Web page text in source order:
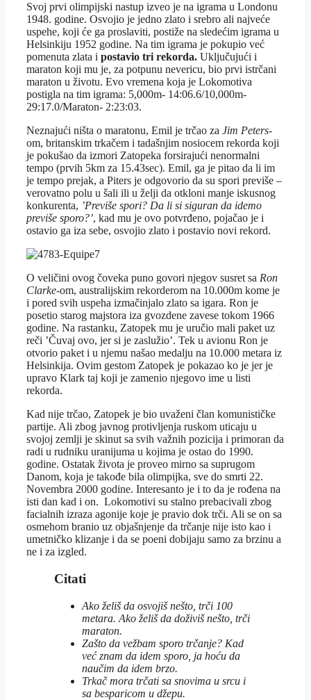
Svoj prvi olimpijski nastup izveo je na igrama u Londonu
1948. godine. Osvojio je jedno zlato i srebro ali najveće
uspehe, koji će ga proslaviti, postiže na sledećim igrama u
Helsinkiju 1952 godine. Na tim igrama je pokupio već
pomenuta zlata i postavio tri rekorda. Uključujući i
maraton koji mu je, za potpunu nevericu, bio prvi istrčani
maraton u životu. Evo vremena koja je Lokomotiva
postigla na tim igrama: 5,000m- 14:06.6/10,000m-
29:17.0/Maraton- 2:23:03.
Neznajući ništa o maratonu, Emil je trčao za Jim Peters-
om, britanskim trkačem i tadašnjim nosiocem rekorda koji
je pokušao da izmori Zatopeka forsirajući nenormalni
tempo (prvih 5km za 15.43sec). Emil, ga je pitao da li im
je tempo prejak, a Piters je odgovorio da su spori previše –
verovatno polu u šali ili u želji da otkloni manje iskusnog
konkurenta, ’Previše spori? Da li si siguran da idemo
previše sporo?’, kad mu je ovo potvrđeno, pojačao je i
ostavio ga iza sebe, osvojio zlato i postavio novi rekord.
O veličini ovog čoveka puno govori njegov susret sa Ron
Clarke-om, australijskim rekorderom na 10.000m kome je
i pored svih uspeha izmačinjalo zlato sa igara. Ron je
posetio starog majstora iza gvozdene zavese tokom 1966
godine. Na rastanku, Zatopek mu je uručio mali paket uz
reči ’Čuvaj ovo, jer si je zaslužio’. Tek u avionu Ron je
otvorio paket i u njemu našao medalju na 10.000 metara iz
Helsinkija. Ovim gestom Zatopek je pokazao ko je jer je
upravo Klark taj koji je zamenio njegovo ime u listi
rekorda.
Kad nije trčao, Zatopek je bio uvaženi član komunističke
partije. Ali zbog javnog protivljenja ruskom uticaju u
svojoj zemlji je skinut sa svih važnih pozicija i primoran da
radi u rudniku uranijuma u kojima je ostao do 1990.
godine. Ostatak života je proveo mirno sa suprugom
Danom, koja je takođe bila olimpijka, sve do smrti 22.
Novembra 2000 godine. Interesanto je i to da je rođena na
isti dan kad i on. Lokomotivi su stalno prebacivali zbog
facialnih izraza agonije koje je pravio dok trči. Ali se on sa
osmehom branio uz objašnjenje da trčanje nije isto kao i
umetničko klizanje i da se poeni dobijaju samo za brzinu a
ne i za izgled.
Citati
Ako želiš da osvojiš nešto, trči 100
metara. Ako želiš da doživiš nešto, trči
maraton.
Zašto da vežbam sporo trčanje? Kad
već znam da idem sporo, ja hoću da
naučim da idem brzo.
Trkač mora trčati sa snovima u srcu i
sa besparicom u džepu.